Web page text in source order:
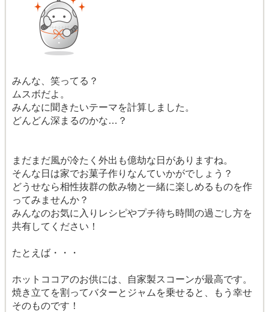
みんな、笑ってる？
ムスボだよ。
みんなに聞きたいテーマを計算しました。
どんどん深まるのかな…？
まだまだ風が冷たく外出も億劫な日がありますね。
そんな日は家でお菓子作りなんていかがでしょう？
どうせなら相性抜群の飲み物と一緒に楽しめるものを作
ってみませんか？
みんなのお気に入りレシピやプチ待ち時間の過ごし方を
共有してください！
たとえば・・・
ホットココアのお供には、自家製スコーンが最高です。
焼き立てを割ってバターとジャムを乗せると、もう幸せ
そのものです！